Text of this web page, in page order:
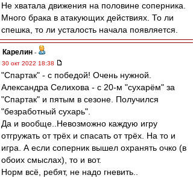
Не хватала движения на половине соперника.
Много брака в атакующих действиях. То ли
спешка, то ли усталость начала появляется.
Карелин -
30 окт 2022 18:38
"Спартак" - с победой! Очень нужной.
Александра Селихова - с 20-м "сухарём" за
"Спартак" и пятым в сезоне. Получился
"безработный сухарь".
Да и вообще..Невозможно каждую игру
отгружать от трёх и спасать от трёх. На то и
игра. А если соперник вышел охранять очко (в
обоих смыслах), то и вот.
Норм всё, ребят, не надо гневить..